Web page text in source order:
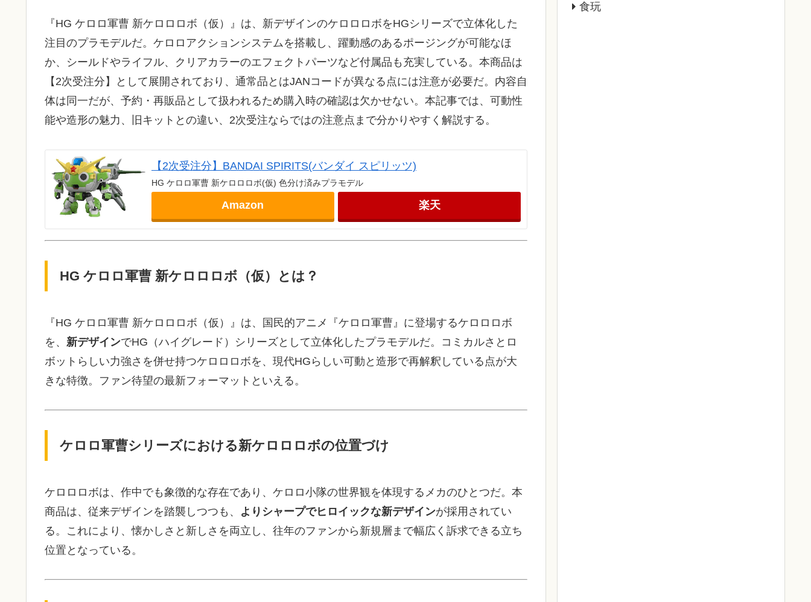
『HG ケロロ軍曹 新ケロロロボ（仮）』は、新デザインのケロロロボをHGシリーズで立体化した
注目のプラモデルだ。ケロロアクションシステムを搭載し、躍動感のあるポージングが可能なほ
か、シールドやライフル、クリアカラーのエフェクトパーツなど付属品も充実している。本商品は
【2次受注分】として展開されており、通常品とはJANコードが異なる点には注意が必要だ。内容自
体は同一だが、予約・再販品として扱われるため購入時の確認は欠かせない。本記事では、可動性
能や造形の魅力、旧キットとの違い、2次受注ならではの注意点まで分かりやすく解説する。
【2次受注分】BANDAI SPIRITS(バンダイ スピリッツ)
HG ケロロ軍曹 新ケロロロボ(仮) 色分け済みプラモデル
Amazon 楽天
HG ケロロ軍曹 新ケロロロボ（仮）とは？
『HG ケロロ軍曹 新ケロロロボ（仮）』は、国民的アニメ『ケロロ軍曹』に登場するケロロロボ
を、 新デザインでHG（ハイグレード）シリーズとして立体化したプラモデルだ。コミカルさとロ
ボットらしい力強さを併せ持つケロロロボを、現代HGらしい可動と造形で再解釈している点が大
きな特徴。ファン待望の最新フォーマットといえる。
ケロロ軍曹シリーズにおける新ケロロロボの位置づけ
ケロロロボは、作中でも象徴的な存在であり、ケロロ小隊の世界観を体現するメカのひとつだ。本
商品は、従来デザインを踏襲しつつも、 よりシャープでヒロイックな新デザインが採用されてい
る。これにより、懐かしさと新しさを両立し、往年のファンから新規層まで幅広く訴求できる立ち
位置となっている。
食玩